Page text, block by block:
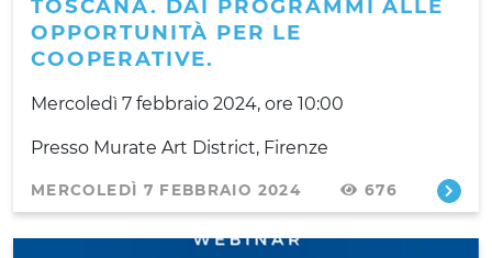
TOSCANA. DAI PROGRAMMI ALLE
OPPORTUNITÀ PER LE
COOPERATIVE.
Mercoledì 7 febbraio 2024, ore 10:00
Presso Murate Art District, Firenze
MERCOLEDÌ 7 FEBBRAIO 2024 676